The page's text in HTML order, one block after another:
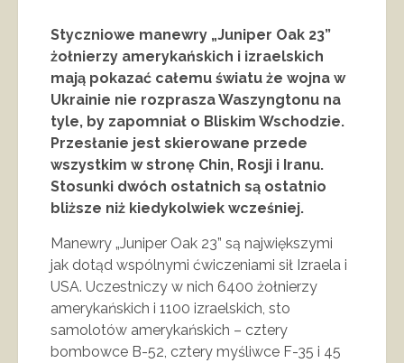
Styczniowe manewry „Juniper Oak 23”
żołnierzy amerykańskich i izraelskich
mają pokazać całemu światu że wojna w
Ukrainie nie rozprasza Waszyngtonu na
tyle, by zapomniał o Bliskim Wschodzie.
Przesłanie jest skierowane przede
wszystkim w stronę Chin, Rosji i Iranu.
Stosunki dwóch ostatnich są ostatnio
bliższe niż kiedykolwiek wcześniej.
Manewry „Juniper Oak 23” są największymi
jak dotąd wspólnymi ćwiczeniami sił Izraela i
USA. Uczestniczy w nich 6400 żołnierzy
amerykańskich i 1100 izraelskich, sto
samolotów amerykańskich – cztery
bombowce B-52, cztery myśliwce F-35 i 45